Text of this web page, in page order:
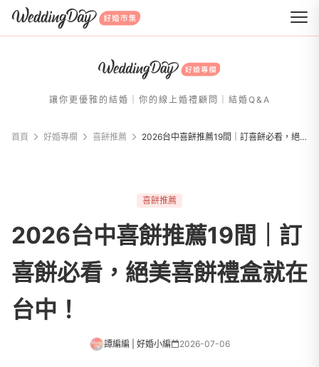
WeddingDay 好婚市集
讓你更優雅的結婚｜你的線上婚禮顧問｜結婚Q&A
首頁 好婚專欄 喜餅推薦 2026台中喜餅推薦19間｜訂喜餅必看，絕美喜餅禮盒就在台中！
喜餅推薦
2026台中喜餅推薦19間｜訂
喜餅必看，絕美喜餅禮盒就在
台中！
譚編編 | 好婚小編 2026-07-06